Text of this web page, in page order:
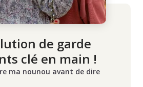
de garde
clé en main !
ma nounou avant de dire